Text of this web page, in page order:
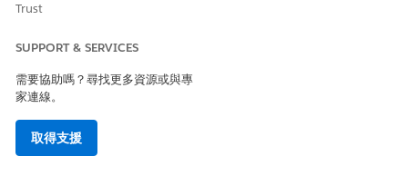
Trust
SUPPORT & SERVICES
需要協助嗎？尋找更多資源或與專
家連線。
取得支援